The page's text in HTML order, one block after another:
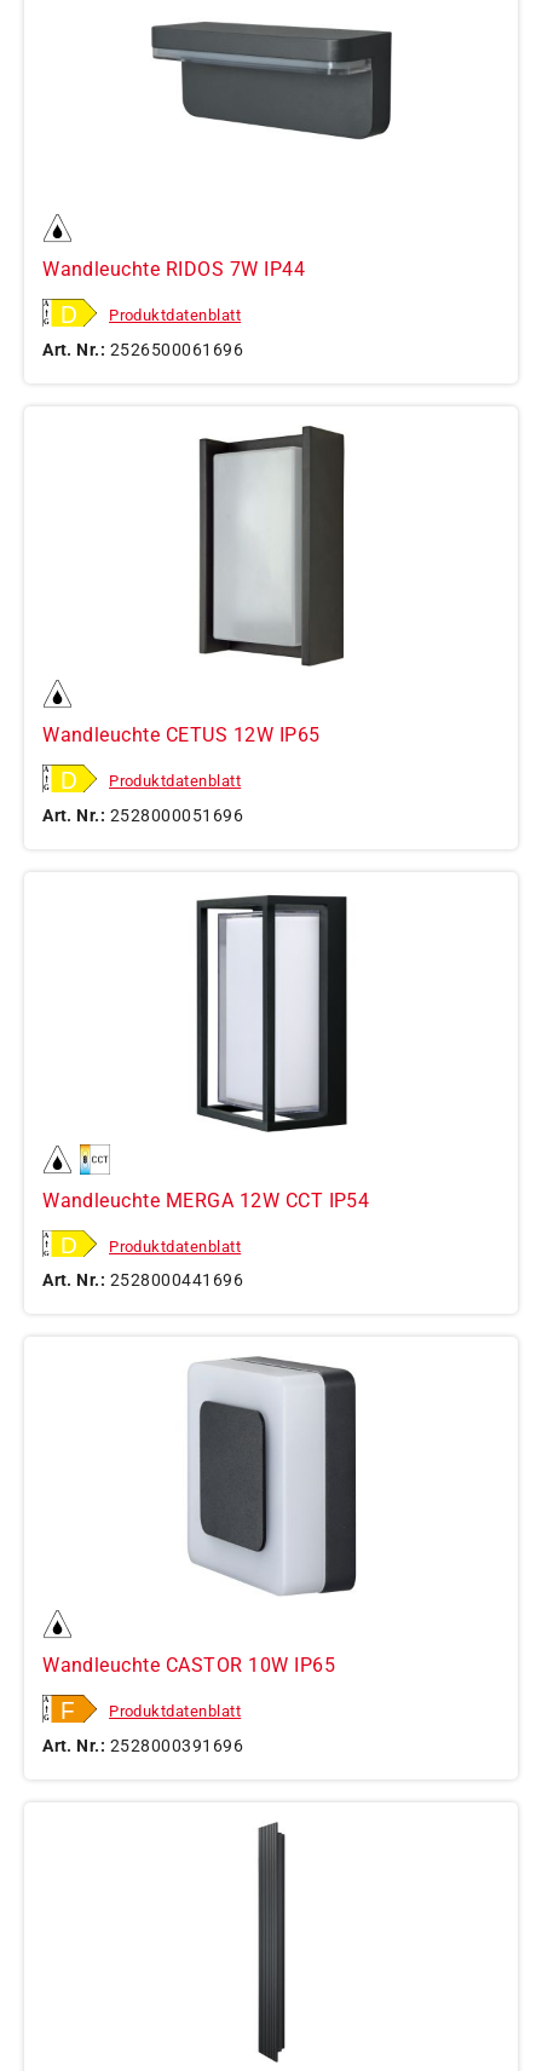
Wandleuchte RIDOS 7W IP44
Produktdatenblatt
Art. Nr.: 2526500061696
Wandleuchte CETUS 12W IP65
Produktdatenblatt
Art. Nr.: 2528000051696
Wandleuchte MERGA 12W CCT IP54
Produktdatenblatt
Art. Nr.: 2528000441696
Wandleuchte CASTOR 10W IP65
Produktdatenblatt
Art. Nr.: 2528000391696